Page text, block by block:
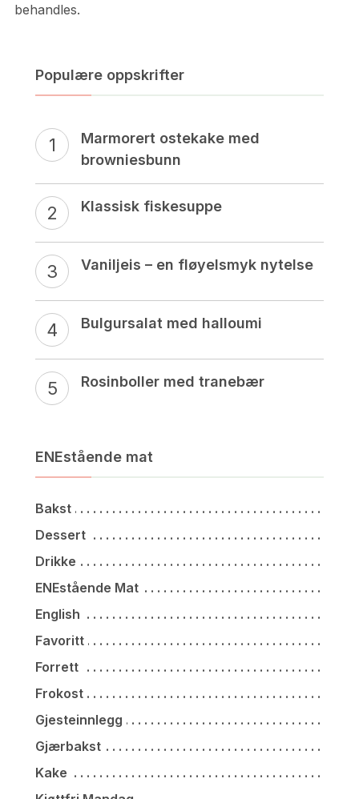
behandles.
Populære oppskrifter
Marmorert ostekake med
browniesbunn
Klassisk fiskesuppe
Vaniljeis – en fløyelsmyk nytelse
Bulgursalat med halloumi
Rosinboller med tranebær
ENEstående mat
Bakst
Dessert
Drikke
ENEstående Mat
English
Favoritt
Forrett
Frokost
Gjesteinnlegg
Gjærbakst
Kake